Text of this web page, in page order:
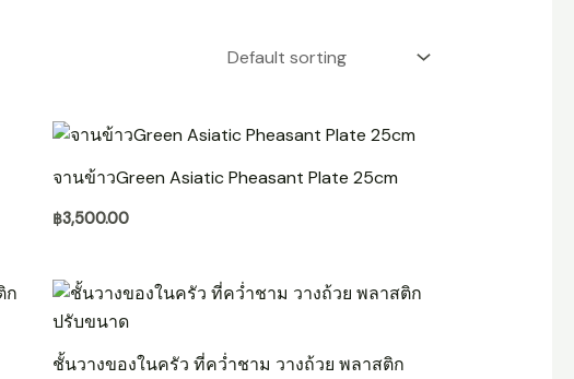
จานข้าวGreen Asiatic Pheasant Plate 25cm
฿3,500.00
ชั้นวางของในครัว ที่คว่ำชาม วางถ้วย พลาสติก